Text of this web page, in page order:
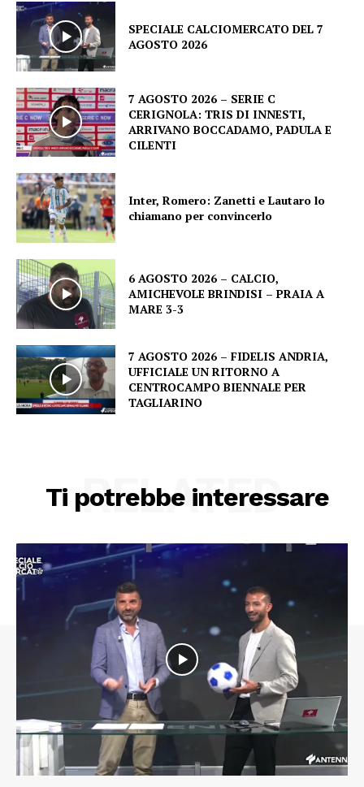
SPECIALE CALCIOMERCATO DEL 7
AGOSTO 2026
7 AGOSTO 2026 – SERIE C
CERIGNOLA: TRIS DI INNESTI,
ARRIVANO BOCCADAMO, PADULA E
CILENTI
Inter, Romero: Zanetti e Lautaro lo
chiamano per convincerlo
6 AGOSTO 2026 – CALCIO,
AMICHEVOLE BRINDISI – PRAIA A
MARE 3-3
7 AGOSTO 2026 – FIDELIS ANDRIA,
UFFICIALE UN RITORNO A
CENTROCAMPO BIENNALE PER
TAGLIARINO
Ti potrebbe interessare
RELATED